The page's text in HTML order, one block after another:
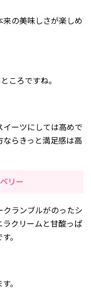
の美味しさが楽しめ
ころですね。
ーツにしては高めで
らきっと満足感は高
リー
ランブルがのったシ
クリームと甘酸っぱ
。
。